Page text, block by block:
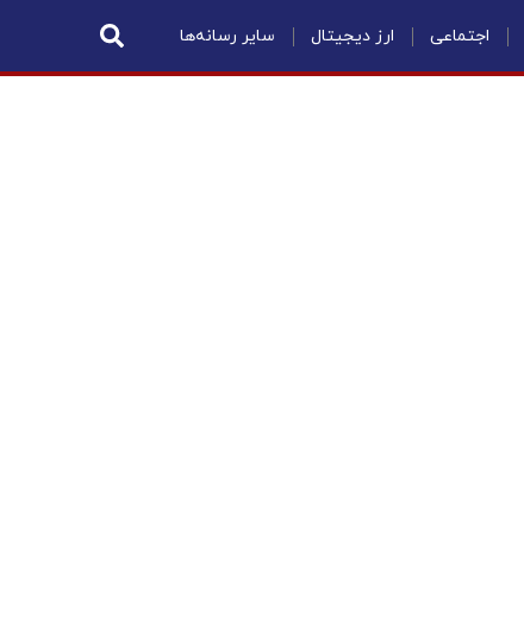
اجتماعی ارز دیجیتال سایر رسانه‌ها